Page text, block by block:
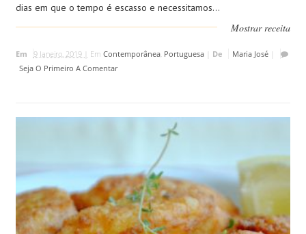
dias em que o tempo é escasso e necessitamos...
Mostrar receita
Em 9 Janeiro, 2019 | Em Contemporânea, Portuguesa| De Maria José|
Seja O Primeiro A Comentar